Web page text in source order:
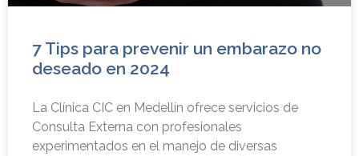
7 Tips para prevenir un embarazo no
deseado en 2024
La Clínica CIC en Medellín ofrece servicios de
Consulta Externa con profesionales
experimentados en el manejo de diversas